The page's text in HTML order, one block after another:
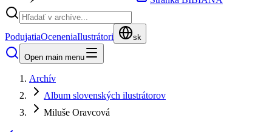
PodujatiaOceneniaIlustrátori sk
Open main menu
Archív
Album slovenských ilustrátorov
Miluše Oravcová